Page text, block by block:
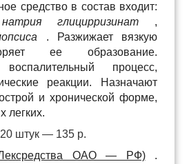
средство в состав входит:
натрия глицирризинат ,
. Разжижает вязкую
ее образование.
воспалительный процесс,
реакции. Назначают
и хронической форме,
легких.
20 штук — 135 р.
ОАО — РФ).